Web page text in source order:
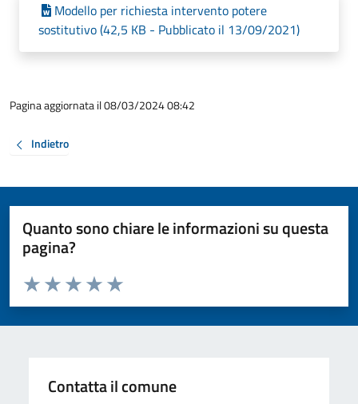
Modello per richiesta intervento potere
sostitutivo (42,5 KB - Pubblicato il 13/09/2021)
Pagina aggiornata il 08/03/2024 08:42
Indietro
Quanto sono chiare le informazioni su questa
pagina?
Valuta da 1 a 5 stelle la pagina
Valuta 5 stelle su 5
Valuta 4 stelle su 5
Valuta 3 stelle su 5
Valuta 2 stelle su 5
Valuta 1 stelle su 5
Contatta il comune